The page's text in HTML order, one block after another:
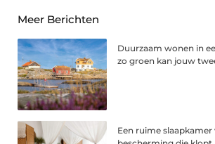
Meer Berichten
Duurzaam wonen in
zo groen kan jouw
Een ruime